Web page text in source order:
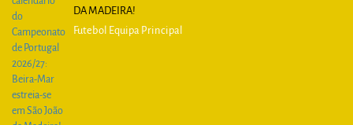
DA MADEIRA!
Futebol Equipa Principal